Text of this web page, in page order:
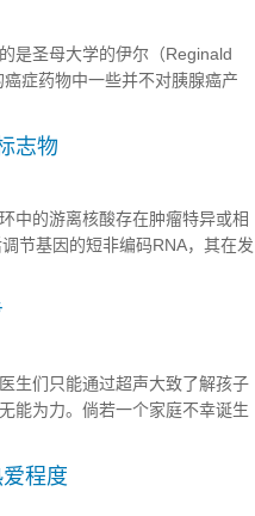
圣母大学的伊尔（Reginald
症药物中一些并不对胰腺癌产
志物
中的游离核酸存在肿瘤特异或相
节基因的短非编码RNA，其在发
生们只能通过超声大致了解孩子
能为力。倘若一个家庭不幸诞生
技的进步，仅仅几年之后，我们
，或是其它一些慢性病风险。听
程度